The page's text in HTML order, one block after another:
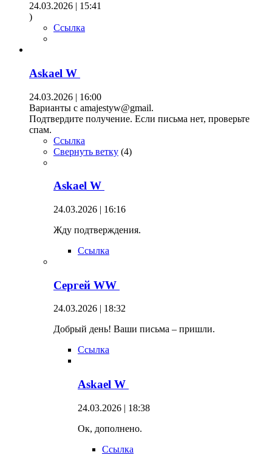
24.03.2026 | 15:41
)
Ссылка
Askael W
24.03.2026 | 16:00
Варианты с amajestyw@gmail.
Подтвердите получение. Если письма нет, проверьте
спам.
Ссылка
Свернуть ветку (4)
Askael W
24.03.2026 | 16:16
Жду подтверждения.
Ссылка
Сергей WW
24.03.2026 | 18:32
Добрый день! Ваши письма – пришли.
Ссылка
Askael W
24.03.2026 | 18:38
Ок, дополнено.
Ссылка